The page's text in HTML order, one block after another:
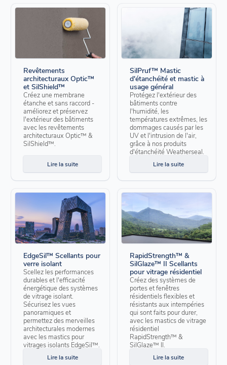
Revêtements
architecturaux Optic™
et SilShield™
Créez une membrane
étanche et sans raccord -
améliorez et préservez
l'extérieur des bâtiments
avec les revêtements
architecturaux Optic™ &
SilShield™.
Lire la suite
SilPruf™ Mastic
d'étanchéité et mastic à
usage général
Protégez l'extérieur des
bâtiments contre
l'humidité, les
températures extrêmes, les
dommages causés par les
UV et l'intrusion de l'air,
grâce à nos produits
d'étanchéité Weatherseal.
Lire la suite
EdgeSil™ Scellants pour
verre isolant
Scellez les performances
durables et l'efficacité
énergétique des systèmes
de vitrage isolant.
Sécurisez les vues
panoramiques et
permettez des merveilles
architecturales modernes
avec les mastics pour
vitrages isolants EdgeSil™.
Lire la suite
RapidStrength™ &
SilGlaze™ II Scellants
pour vitrage résidentiel
Créez des systèmes de
portes et fenêtres
résidentiels flexibles et
résistants aux intempéries
qui sont faits pour durer,
avec les mastics de vitrage
résidentiel
RapidStrength™ &
SilGlaze™ II.
Lire la suite